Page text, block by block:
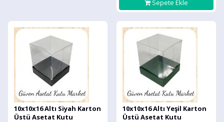
Sepete Ekle
10x10x16 Altı Siyah Karton
Üstü Asetat Kutu
10x10x16 Altı Yeşil Karton
Üstü Asetat Kutu